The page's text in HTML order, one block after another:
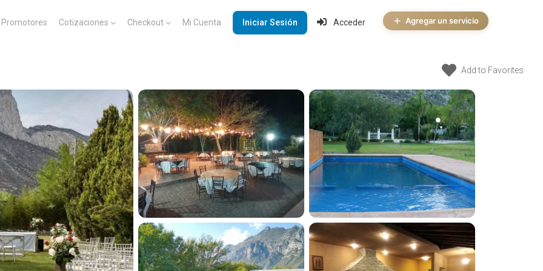
Promotores Cotizaciones Checkout Mi Cuenta Iniciar Sesión Acceder Agregar un servicio
Add to Favorites